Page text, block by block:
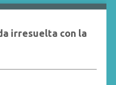
irresuelta con la